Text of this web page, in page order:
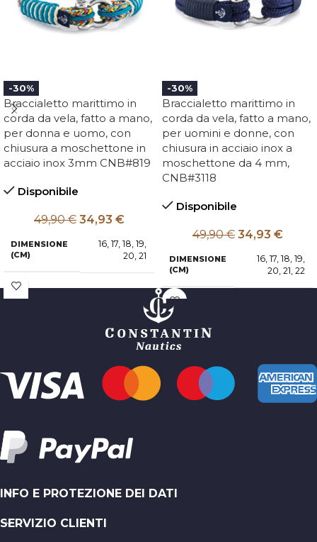
-30%
Braccialetto marittimo in
corda da vela, fatto a mano,
per donna e uomo, con
chiusura a moschettone in
acciaio inox 3mm CNB#819
Disponibile
49,90€ 34,93 €
DIMENSIONE
(CM)
16, 17, 18, 19,
20, 21
-30%
Braccialetto marittimo in
corda da vela, fatto a mano,
per uomini e donne, con
chiusura in acciaio inox a
moschettone da 4 mm,
CNB#3118
Disponibile
49,90€ 34,93 €
DIMENSIONE
(CM)
16, 17, 18, 19,
20, 21, 22
INFO E PROTEZIONE DEI DATI
SERVIZIO CLIENTI